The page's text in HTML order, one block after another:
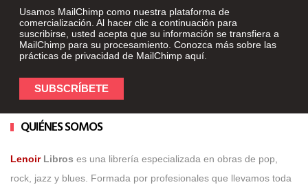
Usamos MailChimp como nuestra plataforma de
comercialización. Al hacer clic a continuación para
suscribirse, usted acepta que su información se transfiera a
MailChimp para su procesamiento. Conozca más sobre las
prácticas de privacidad de MailChimp aquí.
QUIÉNES SOMOS
Lenoir Libros es una librería especializada en obras de pop,
rock, jazz y blues. Formada por profesionales que llevamos toda